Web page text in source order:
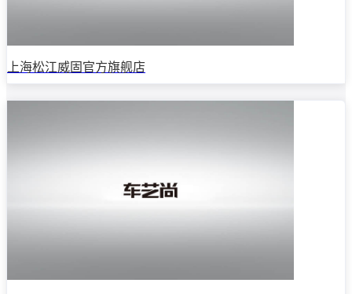
上海松江威固官方旗舰店